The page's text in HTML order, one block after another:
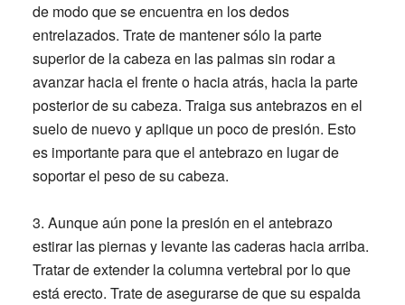
de modo que se encuentra en los dedos
entrelazados. Trate de mantener sólo la parte
superior de la cabeza en las palmas sin rodar a
avanzar hacia el frente o hacia atrás, hacia la parte
posterior de su cabeza. Traiga sus antebrazos en el
suelo de nuevo y aplique un poco de presión. Esto
es importante para que el antebrazo en lugar de
soportar el peso de su cabeza.
3. Aunque aún pone la presión en el antebrazo
estirar las piernas y levante las caderas hacia arriba.
Tratar de extender la columna vertebral por lo que
está erecto. Trate de asegurarse de que su espalda